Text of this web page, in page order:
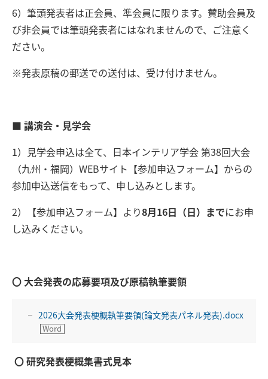
6）筆頭発表者は正会員、準会員に限ります。賛助会員及
び非会員では筆頭発表者にはなれませんので、ご注意く
ださい。
※発表原稿の郵送での送付は、受け付けません。
■ 講演会・見学会
1）見学会申込は全て、日本インテリア学会 第38回大会
（九州・福岡）WEBサイト【参加申込フォーム】からの
参加申込送信をもって、申し込みとします。
2）【参加申込フォーム】より8月16日（日）までにお申
し込みください。
〇 大会発表の応募要項及び原稿執筆要領
2026大会発表梗概執筆要領(論文発表パネル発表).docx
〇 研究発表梗概集書式見本